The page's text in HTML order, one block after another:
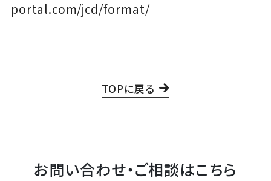
portal.com/jcd/format/
TOPに戻る
お問い合わせ・ご相談はこちら